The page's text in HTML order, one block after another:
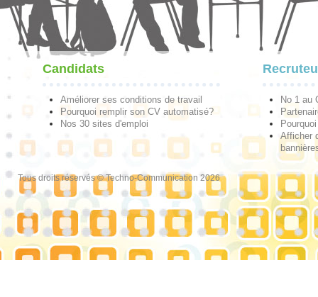
Candidats
Améliorer ses conditions de travail
Pourquoi remplir son CV automatisé?
Nos 30 sites d'emploi
No 1 au
Afficher
Tous droits réservés © Techno-Communication 2026